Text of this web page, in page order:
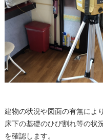
建物の状況や図面の有無によ
床下の基礎のひび割れ等の状
を確認します。